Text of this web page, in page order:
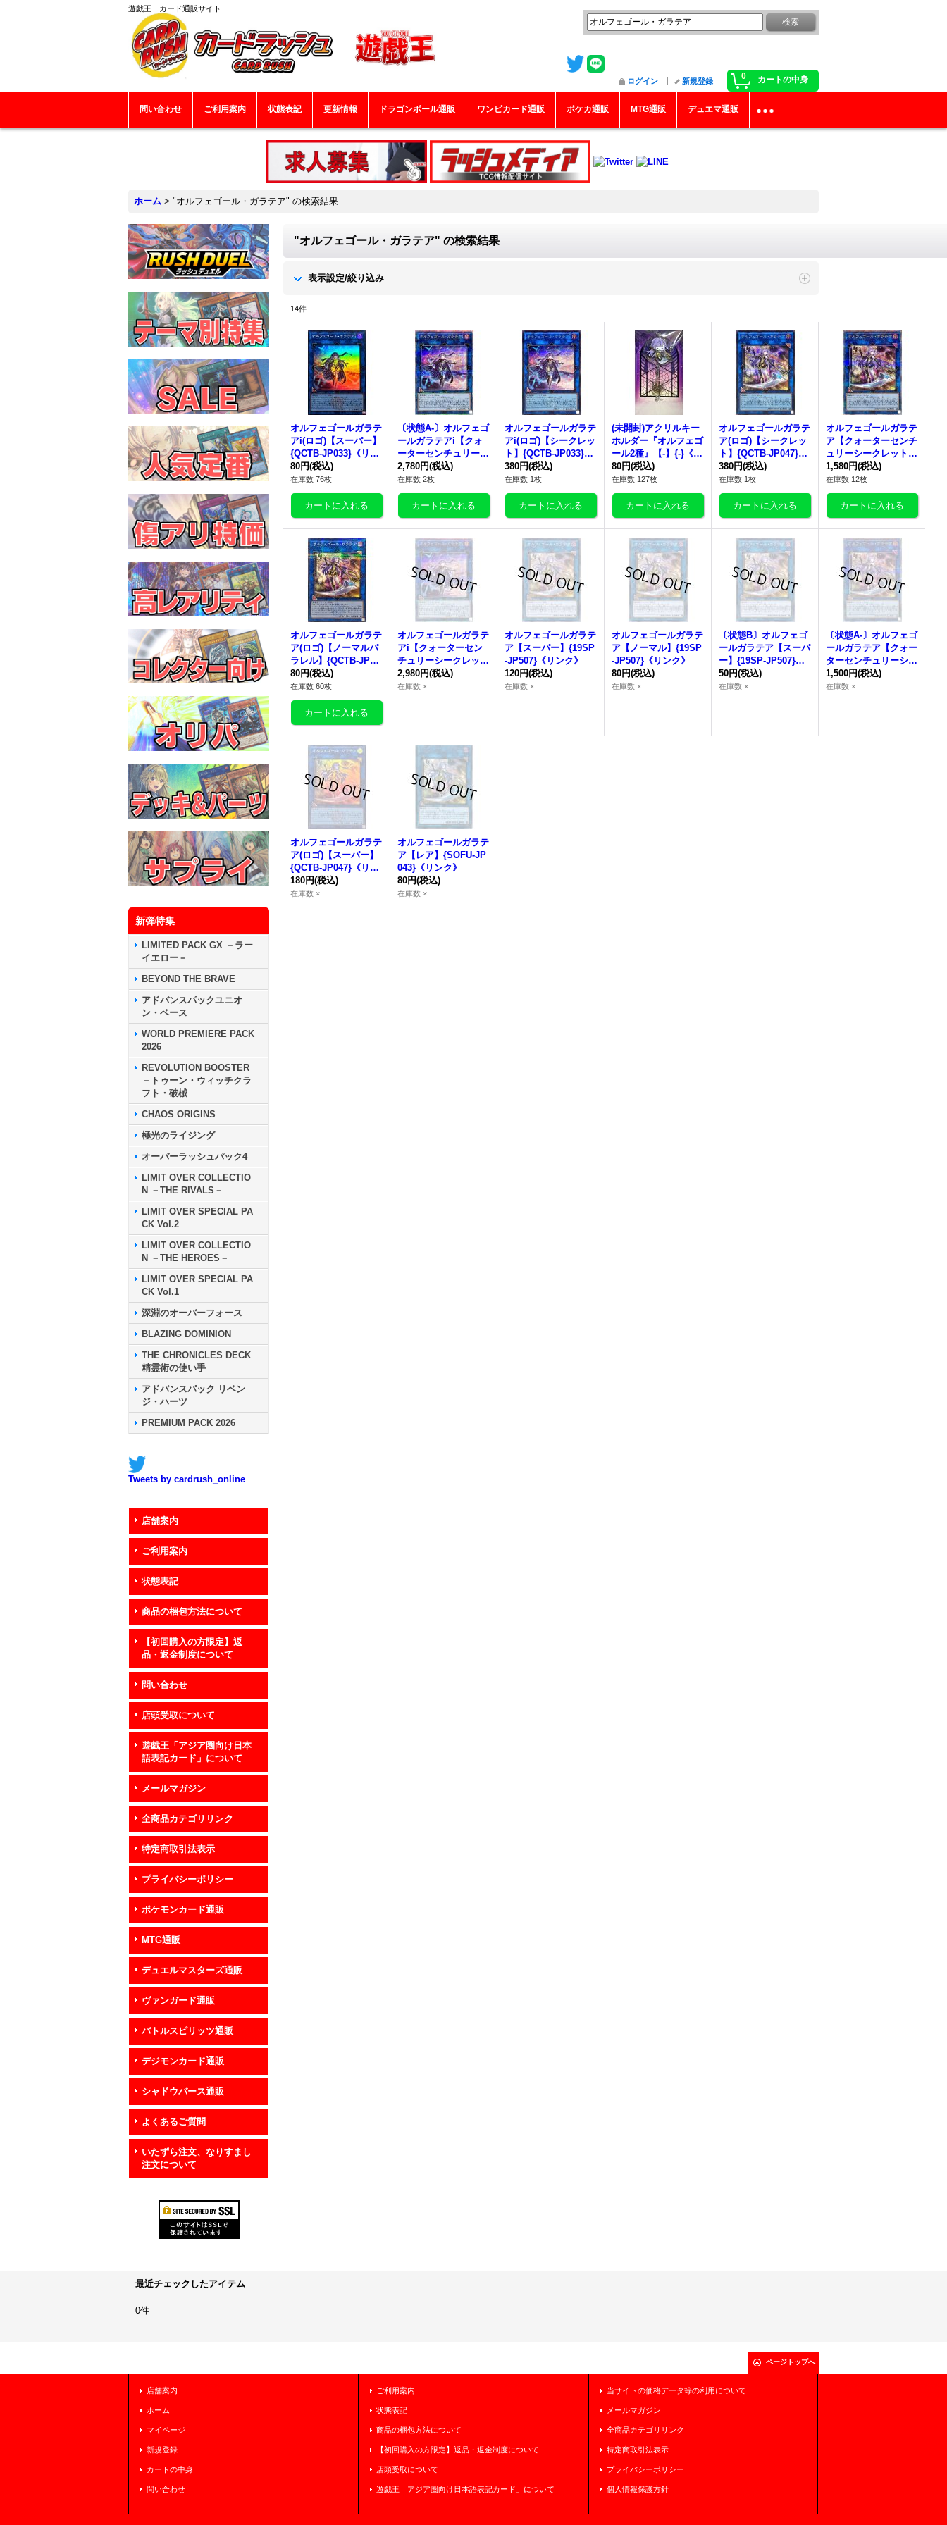
遊戯王 カード通販サイト
0 カートの中身
ログイン 新規登録
問い合わせ ご利用案内 状態表記 更新情報 ドラゴンボール通販 ワンピカード通販 ポケカ通販 MTG通販 デュエマ通販
ホーム > "オルフェゴール・ガラテア" の検索結果
新弾特集
LIMITED PACK GX －ラー
イエロー－
BEYOND THE BRAVE
アドバンスパックユニオ
ン・ベース
WORLD PREMIERE PACK
2026
REVOLUTION BOOSTER
－トゥーン・ウィッチクラ
フト・破械
CHAOS ORIGINS
極光のライジング
オーバーラッシュパック4
LIMIT OVER COLLECTIO
N －THE RIVALS－
LIMIT OVER SPECIAL PA
CK Vol.2
LIMIT OVER COLLECTIO
N －THE HEROES－
LIMIT OVER SPECIAL PA
CK Vol.1
深淵のオーバーフォース
BLAZING DOMINION
THE CHRONICLES DECK
精霊術の使い手
アドバンスパック リベン
ジ・ハーツ
PREMIUM PACK 2026
Tweets by cardrush_online
店舗案内
ご利用案内
状態表記
商品の梱包方法について
【初回購入の方限定】返
品・返金制度について
問い合わせ
店頭受取について
遊戯王「アジア圏向け日本
語表記カード」について
メールマガジン
全商品カテゴリリンク
特定商取引法表示
プライバシーポリシー
ポケモンカード通販
MTG通販
デュエルマスターズ通販
ヴァンガード通販
バトルスピリッツ通販
デジモンカード通販
シャドウバース通販
よくあるご質問
いたずら注文、なりすまし
注文について
"オルフェゴール・ガラテア" の検索結果
表示設定/絞り込み
14件
オルフェゴールガラテ
アi(ロゴ)【スーパー】
{QCTB-JP033}《リン
ク》
80円(税込)
在庫数 76枚
〔状態A-〕オルフェゴ
ールガラテアi【クォ
ーターセンチュリーシ
ークレット】{QCTB-J
P033}《リンク》
2,780円(税込)
在庫数 2枚
オルフェゴールガラテ
アi(ロゴ)【シークレッ
ト】{QCTB-JP033}
《リンク》
380円(税込)
在庫数 1枚
(未開封)アクリルキー
ホルダー『オルフェゴ
ール2種』【-】{-}《そ
の他》
80円(税込)
在庫数 127枚
オルフェゴールガラテ
ア(ロゴ)【シークレッ
ト】{QCTB-JP047}
《リンク》
380円(税込)
在庫数 1枚
オルフェゴールガラテ
ア【クォーターセンチ
ュリーシークレット】
{QCTB-JP047}《リン
ク》
1,580円(税込)
在庫数 12枚
オルフェゴールガラテ
ア(ロゴ)【ノーマルパ
ラレル】{QCTB-JP04
7}《リンク》
80円(税込)
在庫数 60枚
オルフェゴールガラテ
アi【クォーターセン
チュリーシークレッ
ト】{QCTB-JP033}
《リンク》
2,980円(税込)
在庫数 ×
オルフェゴールガラテ
ア【スーパー】{19SP
-JP507}《リンク》
120円(税込)
在庫数 ×
オルフェゴールガラテ
ア【ノーマル】{19SP
-JP507}《リンク》
80円(税込)
在庫数 ×
〔状態B〕オルフェゴ
ールガラテア【スーパ
ー】{19SP-JP507}
《リンク》
50円(税込)
在庫数 ×
〔状態A-〕オルフェゴ
ールガラテア【クォー
ターセンチュリーシー
クレット】{QCTB-JP
047}《リンク》
1,500円(税込)
在庫数 ×
オルフェゴールガラテ
ア(ロゴ)【スーパー】
{QCTB-JP047}《リン
ク》
180円(税込)
在庫数 ×
オルフェゴールガラテ
ア【レア】{SOFU-JP
043}《リンク》
80円(税込)
在庫数 ×
最近チェックしたアイテム
0件
ページトップへ
店舗案内
ホーム
マイページ
新規登録
カートの中身
問い合わせ
ご利用案内
状態表記
商品の梱包方法について
【初回購入の方限定】返品・返金制度について
店頭受取について
遊戯王「アジア圏向け日本語表記カード」について
当サイトの価格データ等の利用について
メールマガジン
全商品カテゴリリンク
特定商取引法表示
プライバシーポリシー
個人情報保護方針